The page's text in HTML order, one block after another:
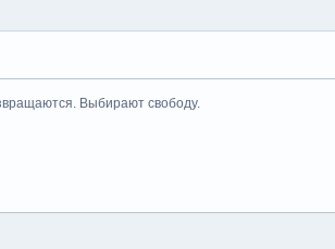
Выбирают свободу.